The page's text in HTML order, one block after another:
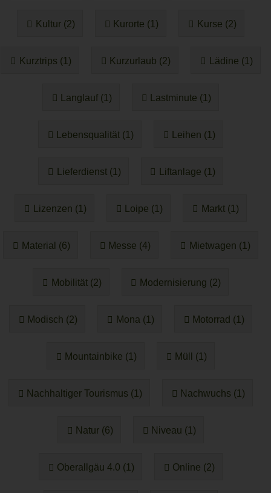
Kultur (2) Kurorte (1) Kurse (2)
Kurztrips (1) Kurzurlaub (2) Lädine (1)
Langlauf (1) Lastminute (1)
Lebensqualität (1) Leihen (1)
Lieferdienst (1) Liftanlage (1)
Lizenzen (1) Loipe (1) Markt (1)
Material (6) Messe (4) Mietwagen (1)
Mobilität (2) Modernisierung (2)
Modisch (2) Mona (1) Motorrad (1)
Mountainbike (1) Müll (1)
Nachhaltiger Tourismus (1) Nachwuchs (1)
Natur (6) Niveau (1)
Oberallgäu 4.0 (1) Online (2)